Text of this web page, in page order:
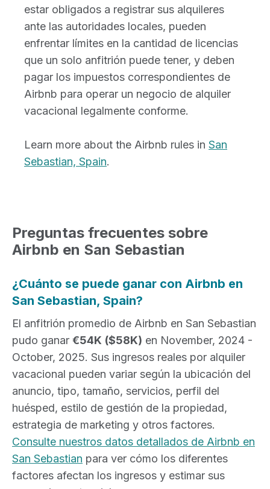
estar obligados a registrar sus alquileres
ante las autoridades locales, pueden
enfrentar límites en la cantidad de licencias
que un solo anfitrión puede tener, y deben
pagar los impuestos correspondientes de
Airbnb para operar un negocio de alquiler
vacacional legalmente conforme.
Learn more about the Airbnb rules in San
Sebastian, Spain.
Preguntas frecuentes sobre
Airbnb en San Sebastian
¿Cuánto se puede ganar con Airbnb en
San Sebastian, Spain?
El anfitrión promedio de Airbnb en San Sebastian
pudo ganar €54K ($58K) en November, 2024 -
October, 2025. Sus ingresos reales por alquiler
vacacional pueden variar según la ubicación del
anuncio, tipo, tamaño, servicios, perfil del
huésped, estilo de gestión de la propiedad,
estrategia de marketing y otros factores.
Consulte nuestros datos detallados de Airbnb en
San Sebastian para ver cómo los diferentes
factores afectan los ingresos y estimar sus